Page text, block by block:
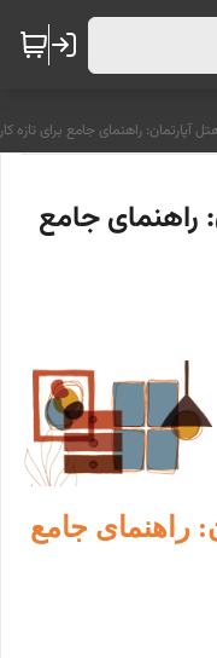
آپارتمان: راهنمای جامع برای تازه
راهنمای جامع
راهنمای جامع